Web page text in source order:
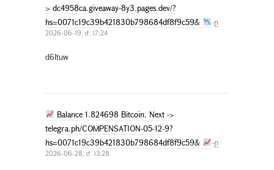
> dc4958ca.giveaway-8y3.pages.dev/?
hs=0071c19c39b421830b798684df8f9c59&
-ը
2026-06-19, ժ. 17:24
d6ltuw
Balance 1.824698 Bitcoin. Next ->
telegra.ph/COMPENSATION-05-12-9?
hs=0071c19c39b421830b798684df8f9c59&
-ը
2026-06-28, ժ. 13:28